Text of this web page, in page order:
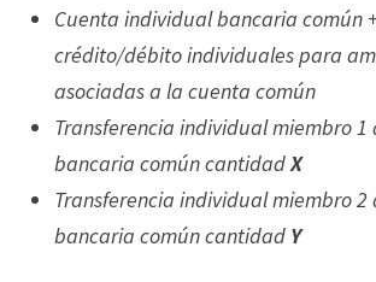
Cuenta individual bancaria común
crédito/débito individuales para
asociadas a la cuenta común
Transferencia individual miembro 1
bancaria común cantidadX
Transferencia individual miembro 2
bancaria común cantidad Y